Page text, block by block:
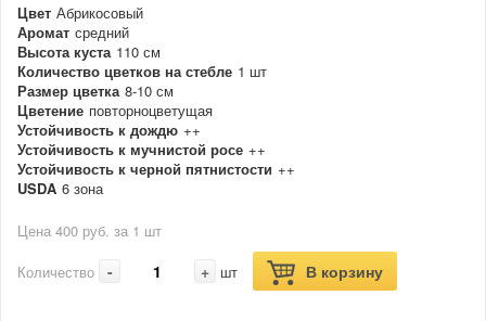
Цвет Абрикосовый
Аромат средний
Высота куста 110 см
Количество цветков на стебле 1 шт
Размер цветка 8-10 см
Цветение повторноцветущая
Устойчивость к дождю ++
Устойчивость к мучнистой росе ++
Устойчивость к черной пятнистости ++
USDA 6 зона
Цена 400 руб. за 1 шт
Количество
- + шт В корзину